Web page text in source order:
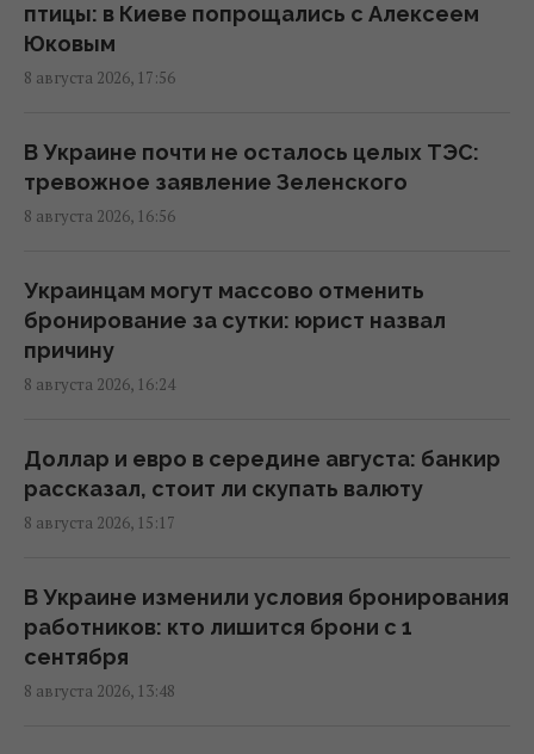
К 2030 году в Украине станет на треть
меньше первоклассников: эксперт
16:46 суббота, 08 августа 2026
Россия готовит мощный удар по
мониторы
16:43 суббота, 08 августа 2026
На Херсонщине россиянам приказали
автотранспорт, – ОВА
16:09 суббота, 08 августа 2026
производство ракет: эксперт сказал, что
для этого нужно
16:03 суббота, 08 августа 2026
птицы: в Киеве попрощались с Алексеем
Юковым
8 августа 2026, 17:56
В Украине почти не осталось целых ТЭС:
тревожное заявление Зеленского
8 августа 2026, 16:56
Украинцам могут массово отменить
бронирование за сутки: юрист назвал
причину
8 августа 2026, 16:24
Доллар и евро в середине августа: банкир
рассказал, стоит ли скупать валюту
8 августа 2026, 15:17
В Украине изменили условия бронирования
работников: кто лишится брони с 1
сентября
8 августа 2026, 13:48